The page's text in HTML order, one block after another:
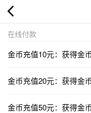
在线付款
金币充值10元：获得金
金币充值20元：获得金
金币充值50元：获得金